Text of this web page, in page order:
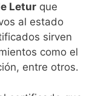
Letur que
al estado
sirven
como el
entre otros.